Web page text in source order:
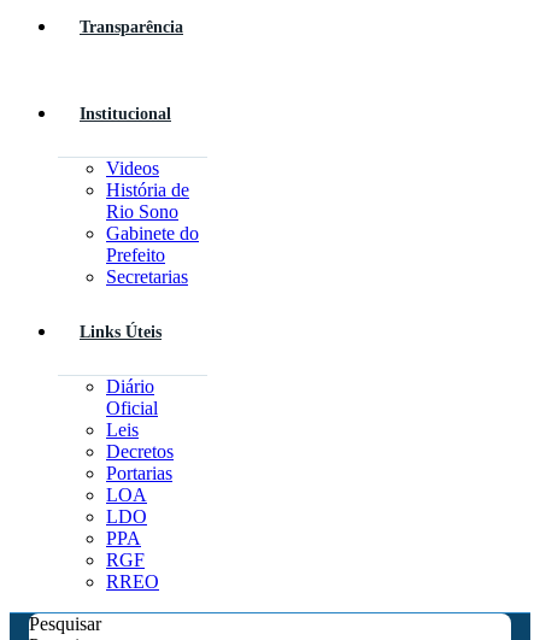
Transparência
Institucional
Videos
História de
Rio Sono
Gabinete do
Prefeito
Secretarias
Links Úteis
Diário
Oficial
Leis
Decretos
Portarias
LOA
LDO
PPA
RGF
RREO
Pesquisar